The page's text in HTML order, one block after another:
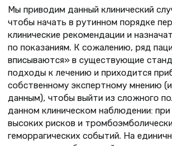
Мы приводим данный клинический
чтобы начать в рутинном порядке
клинические рекомендации и
по показаниям. К сожалению, ряд
вписываются» в существующие
подходы к лечению и приходится
собственному экспертному мнению
данным), чтобы выйти из сложного
данном клиническом наблюдении: при
высоких рисков и
геморрагических событий. На